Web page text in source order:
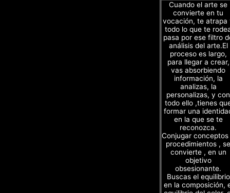
Cuando el arte se
convierte en tu
vocación, te atrapa
todo lo que te
pasa por ese filtro
análisis del arte.El
proceso es largo,
para llegar a crear,
vas absorbiendo
información, la
analizas, la
personalizas, y con
todo ello ,tienes
formar una
en la que se te
reconozca.
Conjugar
procedimientos , se
convierte , en un
objetivo
obsesionante.
Buscas el equilibrio
en la composición,